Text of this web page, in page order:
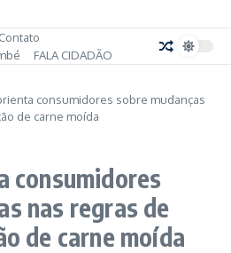
Contato
FALA CIDADÃO
consumidores sobre mudanças
de carne moída
consumidores
nas regras de
de carne moída